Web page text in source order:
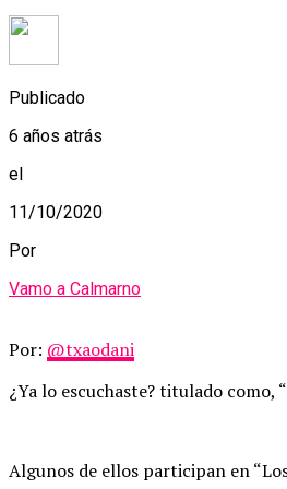
Publicado
6 años atrás
el
11/10/2020
Por
Vamo a Calmarno
Por: @txaodani
¿Ya lo escuchaste? titulado como,
Algunos de ellos participan en